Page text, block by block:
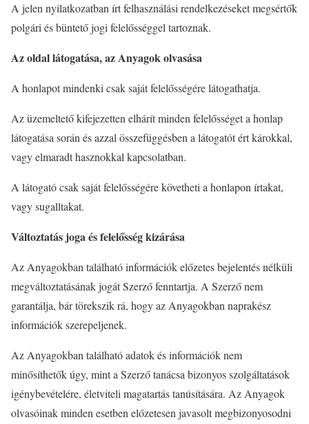
A jelen nyilatkozatban írt felhasználási rendelkezéseket megsértők
polgári és büntető jogi felelősséggel tartoznak.
Az oldal látogatása, az Anyagokolvasása
A honlapot mindenki csak saját felelősségére látogathatja.
Az üzemeltető kifejezetten elhárít minden felelősséget a honlap
látogatása során és azzal összefüggésben a látogatót ért károkkal,
vagy elmaradt hasznokkal kapcsolatban.
A látogató csak saját felelősségére követheti a honlapon írtakat,
vagy sugalltakat.
Változtatás joga és felelősség kizárása
Az Anyagokban található információk előzetes bejelentés nélküli
megváltoztatásának jogát Szerző fenntartja. A Szerző nem
garantálja, bár törekszik rá, hogy az Anyagokban naprakész
információk szerepeljenek.
Az Anyagokban található adatok és információk nem
minősíthetők úgy, mint a Szerző tanácsa bizonyos szolgáltatások
igénybevételére, életviteli magatartás tanúsítására. Az Anyagok
olvasóinak minden esetben előzetesen javasolt megbizonyosodni